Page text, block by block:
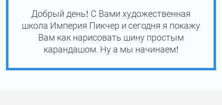
Добрый день! С Вами художественная
школа Империя Пикчер и сегодня я покажу
Вам как нарисовать шину простым
карандашом. Ну а мы начинаем!